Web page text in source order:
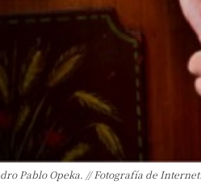
Pablo Opeka. // Fotografía de